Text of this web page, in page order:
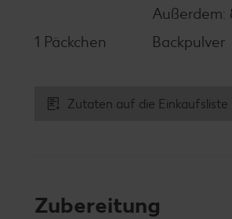
Außerdem:
1 Päckchen
Backpulver
Zutaten auf die Einkaufsliste
Zubereitung